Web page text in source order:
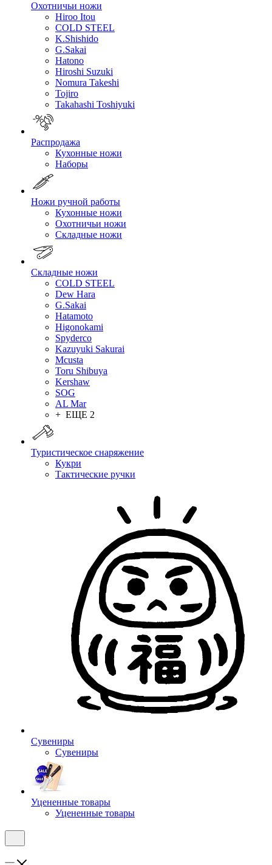
Охотничьи ножи
Hiroo Itou
COLD STEEL
K.Shishido
G.Sakai
Hatono
Hiroshi Suzuki
Nomura Takeshi
Tojiro
Takahashi Toshiyuki
Распродажа
Кухонные ножи
Наборы
Ножи ручной работы
Кухонные ножи
Охотничьи ножи
Складные ножи
Складные ножи
COLD STEEL
Dew Hara
G.Sakai
Hatamoto
Higonokami
Spyderco
Kazuyuki Sakurai
Mcusta
Toru Shibuya
Kershaw
SOG
AL Mar
+ ЕЩЕ 2
Туристическое снаряжение
Кукри
Тактические ручки
Сувениры
Сувениры
Уцененные товары
Уцененные товары